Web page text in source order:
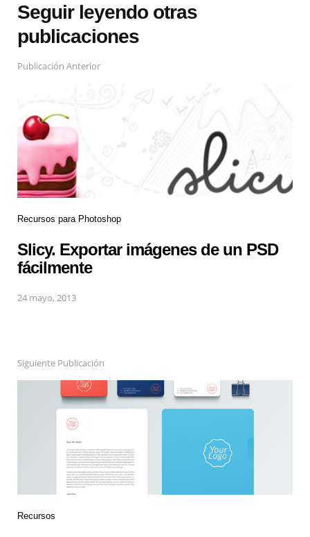
Seguir leyendo otras
publicaciones
Publicación Anterior
Recursos para Photoshop
Slicy. Exportar imágenes de un PSD
fácilmente
24 mayo, 2013
Siguiente Publicación
Recursos